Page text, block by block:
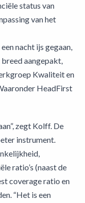
status van
van het
nacht ijs gegaan,
aangepakt,
Kwaliteit en
HeadFirst
zegt Kolff. De
instrument.
ratio’s (naast de
coverage ratio en
“Het is een